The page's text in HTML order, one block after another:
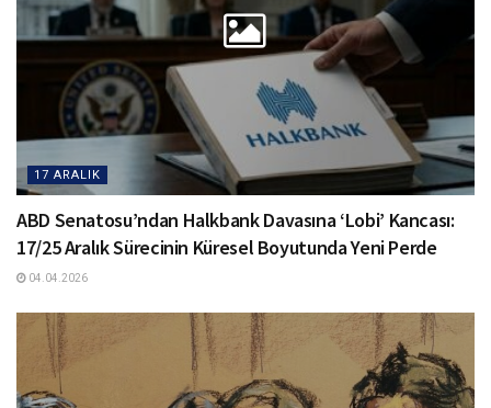
17 ARALIK
ABD Senatosu’ndan Halkbank Davasına ‘Lobi’ Kancası:
17/25 Aralık Sürecinin Küresel Boyutunda Yeni Perde
04.04.2026